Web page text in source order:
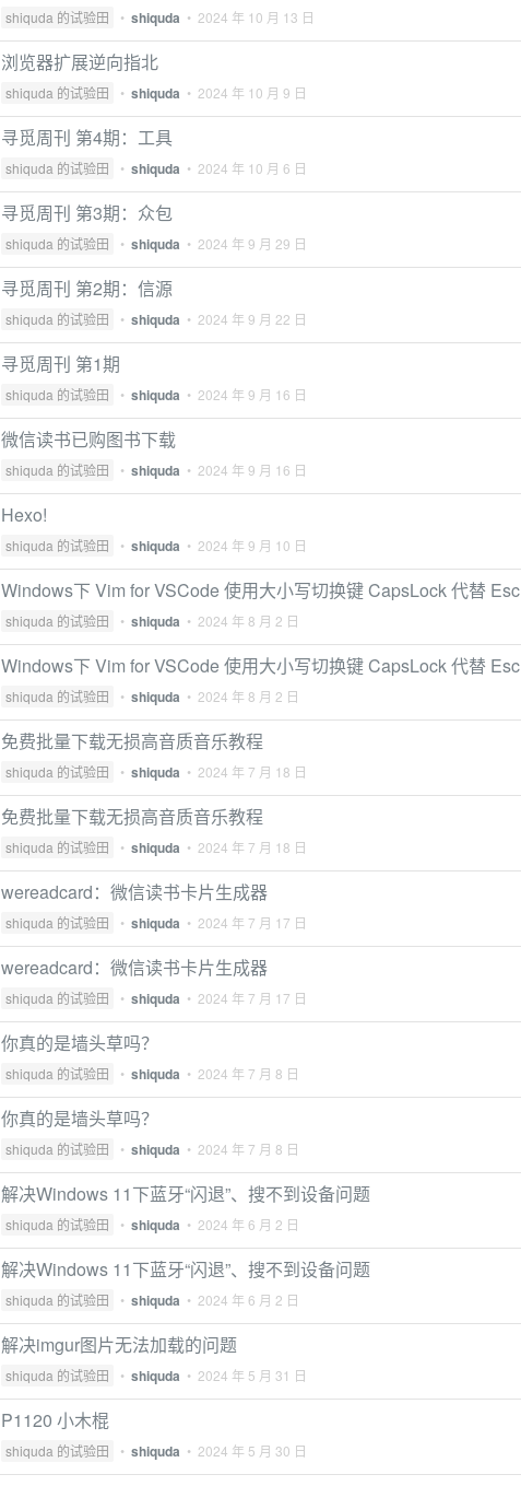
shiquda 的试验田 • shiquda • 2024 年 10 月 13 日
浏览器扩展逆向指北
shiquda 的试验田 • shiquda • 2024 年 10 月 9 日
寻觅周刊 第4期：工具
shiquda 的试验田 • shiquda • 2024 年 10 月 6 日
寻觅周刊 第3期：众包
shiquda 的试验田 • shiquda • 2024 年 9 月 29 日
寻觅周刊 第2期：信源
shiquda 的试验田 • shiquda • 2024 年 9 月 22 日
寻觅周刊 第1期
shiquda 的试验田 • shiquda • 2024 年 9 月 16 日
微信读书已购图书下载
shiquda 的试验田 • shiquda • 2024 年 9 月 16 日
Hexo!
shiquda 的试验田 • shiquda • 2024 年 9 月 10 日
Windows下 Vim for VSCode 使用大小写切换键 CapsLock 代替 Esc
shiquda 的试验田 • shiquda • 2024 年 8 月 2 日
Windows下 Vim for VSCode 使用大小写切换键 CapsLock 代替 Esc
shiquda 的试验田 • shiquda • 2024 年 8 月 2 日
免费批量下载无损高音质音乐教程
shiquda 的试验田 • shiquda • 2024 年 7 月 18 日
免费批量下载无损高音质音乐教程
shiquda 的试验田 • shiquda • 2024 年 7 月 18 日
wereadcard：微信读书卡片生成器
shiquda 的试验田 • shiquda • 2024 年 7 月 17 日
wereadcard：微信读书卡片生成器
shiquda 的试验田 • shiquda • 2024 年 7 月 17 日
你真的是墙头草吗？
shiquda 的试验田 • shiquda • 2024 年 7 月 8 日
你真的是墙头草吗？
shiquda 的试验田 • shiquda • 2024 年 7 月 8 日
解决Windows 11下蓝牙“闪退”、搜不到设备问题
shiquda 的试验田 • shiquda • 2024 年 6 月 2 日
解决Windows 11下蓝牙“闪退”、搜不到设备问题
shiquda 的试验田 • shiquda • 2024 年 6 月 2 日
解决imgur图片无法加载的问题
shiquda 的试验田 • shiquda • 2024 年 5 月 31 日
P1120 小木棍
shiquda 的试验田 • shiquda • 2024 年 5 月 30 日